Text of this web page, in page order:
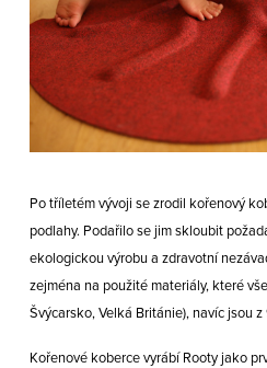
Po tříletém vývoji se zrodil kořenový
podlahy. Podařilo se jim skloubit
ekologickou výrobu a zdravotní
zejména na použité materiály, které
Švýcarsko, Velká Británie), navíc jsou
Kořenové koberce vyrábí Rooty jako